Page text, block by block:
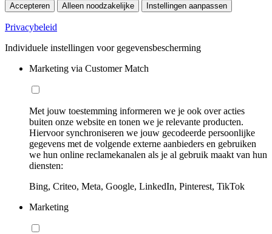
Accepteren Alleen noodzakelijke Instellingen aanpassen
Privacybeleid
Individuele instellingen voor gegevensbescherming
Marketing via Customer Match
Met jouw toestemming informeren we je ook over acties
buiten onze website en tonen we je relevante producten.
Hiervoor synchroniseren we jouw gecodeerde persoonlijke
gegevens met de volgende externe aanbieders en gebruiken
we hun online reclamekanalen als je al gebruik maakt van hun
diensten:
Bing, Criteo, Meta, Google, LinkedIn, Pinterest, TikTok
Marketing